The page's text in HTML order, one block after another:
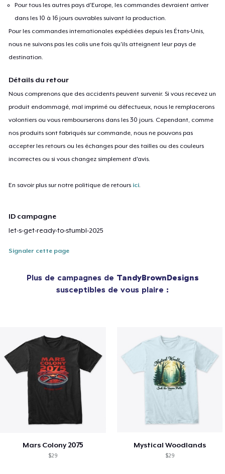
Pour tous les autres pays d'Europe, les commandes devraient arriver
dans les 10 à 16 jours ouvrables suivant la production.
Pour les commandes internationales expédiées depuis les États-Unis,
nous ne suivons pas les colis une fois qu'ils atteignent leur pays de
destination.
Détails du retour
Nous comprenons que des accidents peuvent survenir. Si vous recevez un
produit endommagé, mal imprimé ou défectueux, nous le remplacerons
volontiers ou vous rembourserons dans les 30 jours. Cependant, comme
nos produits sont fabriqués sur commande, nous ne pouvons pas
accepter les retours ou les échanges pour des tailles ou des couleurs
incorrectes ou si vous changez simplement d'avis.
En savoir plus sur notre politique de retours ici.
ID campagne
let-s-get-ready-to-stumbl-2025
Signaler cette page
Plus de campagnes de TandyBrownDesigns
susceptibles de vous plaire :
Mars Colony 2075
$29
Mystical Woodlands
$29